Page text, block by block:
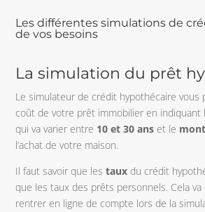
Les différentes simulations de
de vos besoins
La simulation du prêt
Le simulateur de crédit hypothécaire vous
coût de votre prêt immobilier en
qui va varier entre 10 et 30 ans et le
l’achat de votre maison.
Il faut savoir que lestaux du crédit
que les taux des prêts personnels. Cela
rentrer en ligne de compte lors de la